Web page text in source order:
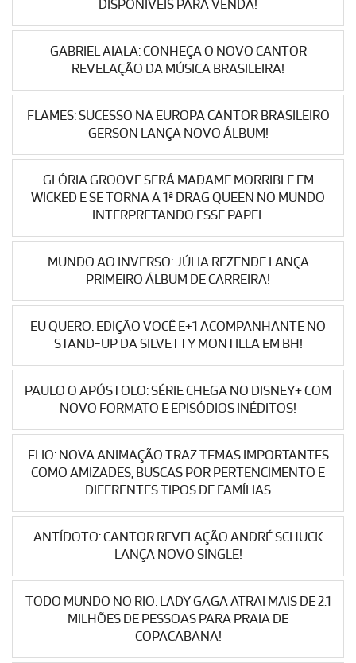
DISPONÍVEIS PARA VENDA!
GABRIEL AIALA: CONHEÇA O NOVO CANTOR
REVELAÇÃO DA MÚSICA BRASILEIRA!
FLAMES: SUCESSO NA EUROPA CANTOR BRASILEIRO
GERSON LANÇA NOVO ÁLBUM!
GLÓRIA GROOVE SERÁ MADAME MORRIBLE EM
WICKED E SE TORNA A 1ª DRAG QUEEN NO MUNDO
INTERPRETANDO ESSE PAPEL
MUNDO AO INVERSO: JÚLIA REZENDE LANÇA
PRIMEIRO ÁLBUM DE CARREIRA!
EU QUERO: EDIÇÃO VOCÊ E+1 ACOMPANHANTE NO
STAND-UP DA SILVETTY MONTILLA EM BH!
PAULO O APÓSTOLO: SÉRIE CHEGA NO DISNEY+ COM
NOVO FORMATO E EPISÓDIOS INÉDITOS!
ELIO: NOVA ANIMAÇÃO TRAZ TEMAS IMPORTANTES
COMO AMIZADES, BUSCAS POR PERTENCIMENTO E
DIFERENTES TIPOS DE FAMÍLIAS
ANTÍDOTO: CANTOR REVELAÇÃO ANDRÉ SCHUCK
LANÇA NOVO SINGLE!
TODO MUNDO NO RIO: LADY GAGA ATRAI MAIS DE 2.1
MILHÕES DE PESSOAS PARA PRAIA DE
COPACABANA!